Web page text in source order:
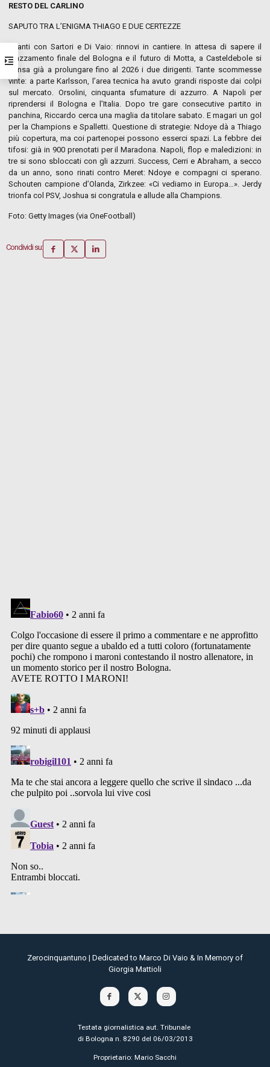
RESTO DEL CARLINO
SAPUTO TRA L’ENIGMA THIAGO E DUE CERTEZZE
Avanti con Sartori e Di Vaio: rinnovi in cantiere. In attesa di sapere il
piazzamento finale del Bologna e il futuro di Motta, a Casteldebole si
pensa già a prolungare fino al 2026 i due dirigenti. Tante scommesse
vinte: a parte Karlsson, l’area tecnica ha avuto grandi risposte dai colpi
sul mercato. Orsolini, cinquanta sfumature di azzurro. A Napoli per
riprendersi il Bologna e l’Italia. Dopo tre gare consecutive partito in
panchina, Riccardo cerca una maglia da titolare sabato. E magari un gol
per la Champions e Spalletti. Questione di strategie: Ndoye dà a Thiago
più copertura, ma coi partenopei possono esserci spazi. La febbre dei
tifosi: già in 900 prenotati per il Maradona. Napoli, flop e maledizioni: in
tre si sono sbloccati con gli azzurri. Success, Cerri e Abraham, a secco
da un anno, sono rinati contro Meret: Ndoye e compagni ci sperano.
Schouten campione d’Olanda, Zirkzee: «Ci vediamo in Europa…». Jerdy
trionfa col PSV, Joshua si congratula e allude alla Champions.
Foto: Getty Images (via OneFootball)
Condividi su:
Zerocinquantuno | Dedicated to Marco Di Vaio & In Memory of
Giorgia Mattioli
Testata giornalistica aut. Tribunale
di Bologna n. 8290 del 06/03/2013
Proprietario: Mario Sacchi